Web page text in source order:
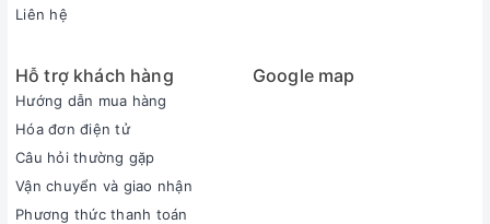
Liên hệ
Hỗ trợ khách hàng
Hướng dẫn mua hàng
Hóa đơn điện tử
Câu hỏi thường gặp
Vận chuyển và giao nhận
Phương thức thanh toán
Google map